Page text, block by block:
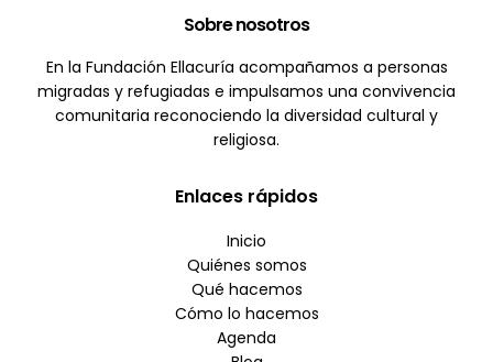
Sobre nosotros
En la Fundación Ellacuría acompañamos a personas
migradas y refugiadas e impulsamos una convivencia
comunitaria reconociendo la diversidad cultural y
religiosa.
Enlaces rápidos
Inicio
Quiénes somos
Qué hacemos
Cómo lo hacemos
Agenda